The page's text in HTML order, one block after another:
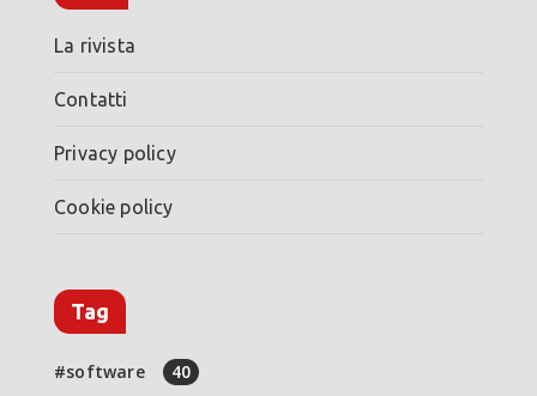
La rivista
Contatti
Privacy policy
Cookie policy
Tag
software 40